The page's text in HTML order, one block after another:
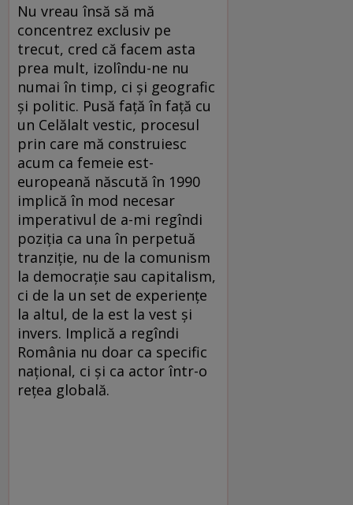
Nu vreau însă să mă
concentrez exclusiv pe
trecut, cred că facem asta
prea mult, izolîndu-ne nu
numai în timp, ci şi geografic
şi politic. Pusă faţă în faţă cu
un Celălalt vestic, procesul
prin care mă construiesc
acum ca femeie est-
europeană născută în 1990
implică în mod necesar
imperativul de a-mi regîndi
poziţia ca una în perpetuă
tranziţie, nu de la comunism
la democraţie sau capitalism,
ci de la un set de experienţe
la altul, de la est la vest şi
invers. Implică a regîndi
România nu doar ca specific
naţional, ci şi ca actor într-o
reţea globală.